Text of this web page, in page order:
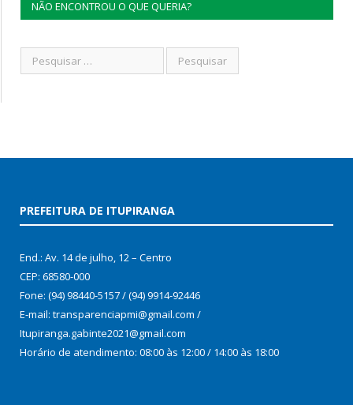
NÃO ENCONTROU O QUE QUERIA?
PREFEITURA DE ITUPIRANGA
End.: Av. 14 de julho, 12 – Centro
CEP: 68580-000
Fone: (94) 98440-5157 / (94) 9914-92446
E-mail: transparenciapmi@gmail.com /
Itupiranga.gabinte2021@gmail.com
Horário de atendimento: 08:00 às 12:00 / 14:00 às 18:00